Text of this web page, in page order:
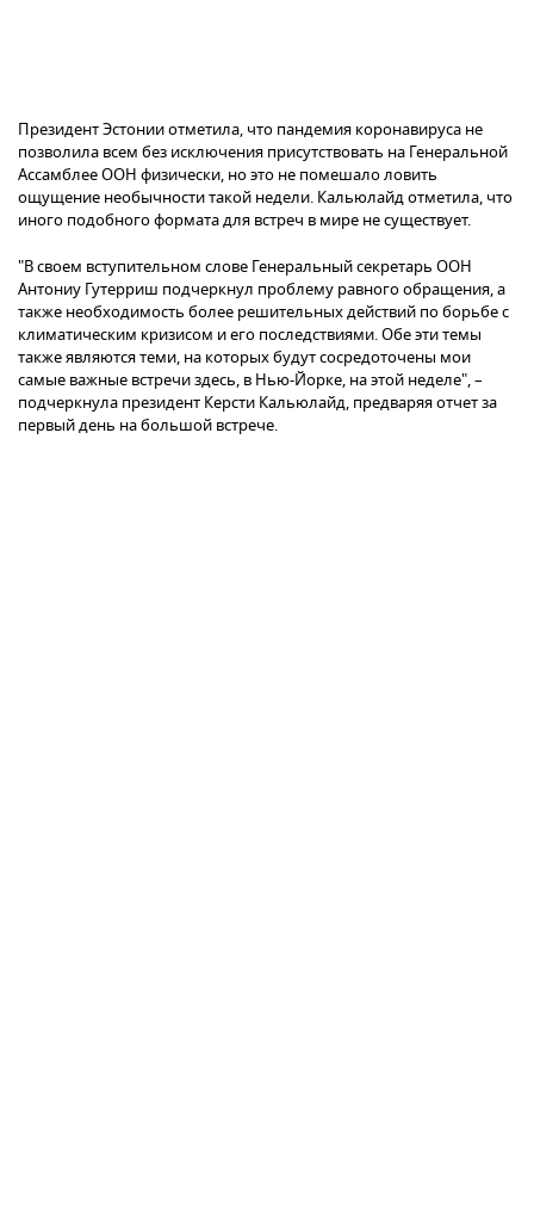
Президент Эстонии отметила, что пандемия коронавируса не
позволила всем без исключения присутствовать на Генеральной
Ассамблее ООН физически, но это не помешало ловить
ощущение необычности такой недели. Кальюлайд отметила, что
иного подобного формата для встреч в мире не существует.
"В своем вступительном слове Генеральный секретарь ООН
Антониу Гутерриш подчеркнул проблему равного обращения, а
также необходимость более решительных действий по борьбе с
климатическим кризисом и его последствиями. Обе эти темы
также являются теми, на которых будут сосредоточены мои
самые важные встречи здесь, в Нью-Йорке, на этой неделе", –
подчеркнула президент Керсти Кальюлайд, предваряя отчет за
первый день на большой встрече.